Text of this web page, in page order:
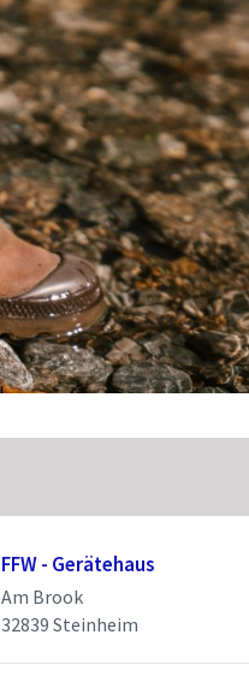
FFW - Gerätehaus
Am Brook
32839 Steinheim